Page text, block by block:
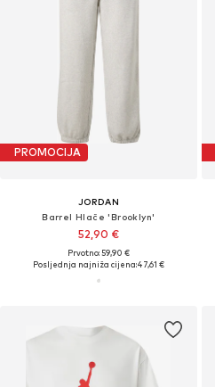
PROMOCIJA
JORDAN
Barrel Hlače 'Brooklyn'
52,90 €
Prvotno: 59,90 €
Posljednja najniža cijena:47,61 €